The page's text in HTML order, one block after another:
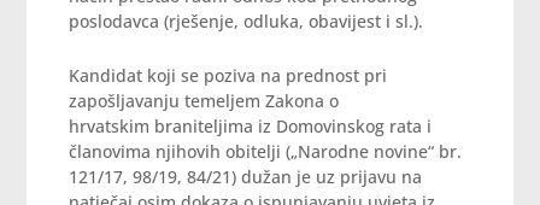
poslodavca (rješenje, odluka, obavijest i sl.).
Kandidat koji se poziva na prednost pri
zapošljavanju temeljem Zakona o
hrvatskim braniteljima iz Domovinskog rata i
članovima njihovih obitelji („Narodne novine“ br.
121/17, 98/19, 84/21) dužan je uz prijavu na